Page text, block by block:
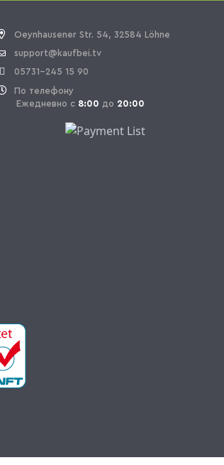
Oeynhausener Str. 54, 32584 Löhne
support@kaufbei.tv
05731-245 15 90
По телефону
Ежедневно с 8:00 до 20:00